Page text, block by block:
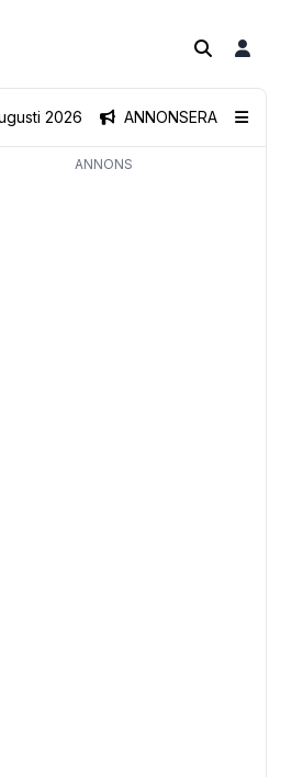
ANNONSERA
2026
ANNONS